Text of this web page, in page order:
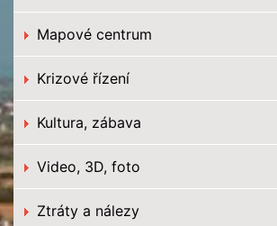
Mapové centrum
Krizové řízení
Kultura, zábava
Video, 3D, foto
Ztráty a nálezy